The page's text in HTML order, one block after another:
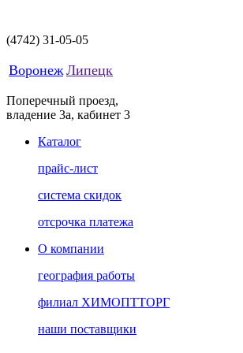
(4742) 31-05-05
Воронеж Липецк
Поперечный проезд,
владение 3а, кабинет 3
Каталог
прайс-лист
система скидок
отсрочка платежа
О компании
география работы
филиал ХИМОПТТОРГ
наши поставщики